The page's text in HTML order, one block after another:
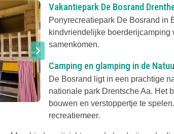
Vakantiepark De Bosrand
Ponyrecreatiepark De Bosrand in
kindvriendelijke boerderijcamping
samenkomen.
Camping en glamping in de
De Bosrand ligt in een prachtige
nationale park Drentsche Aa. Het
bouwen en verstoppertje te
recreatiemeer.